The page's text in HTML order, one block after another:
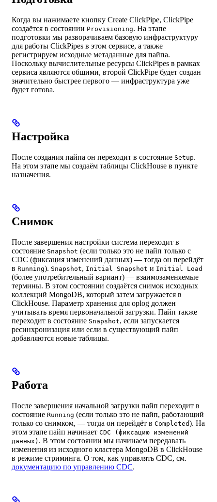
Когда вы нажимаете кнопку Create ClickPipe, ClickPipe
создаётся в состоянии Provisioning. На этапе
подготовки мы разворачиваем базовую инфраструктуру
для работы ClickPipes в этом сервисе, а также
регистрируем исходные метаданные для пайпа.
Поскольку вычислительные ресурсы ClickPipes в рамках
сервиса являются общими, второй ClickPipe будет создан
значительно быстрее первого — инфраструктура уже
будет готова.
Настройка
После создания пайпа он переходит в состояние Setup.
На этом этапе мы создаём таблицы ClickHouse в пункте
назначения.
Снимок
После завершения настройки система переходит в
состояние Snapshot (если только это не пайп только с
CDC (фиксация изменений данных) — тогда он перейдёт
в Running). Snapshot, Initial Snapshot и Initial Load
(более употребительный вариант) — взаимозаменяемые
термины. В этом состоянии создаётся снимок исходных
коллекций MongoDB, который затем загружается в
ClickHouse. Параметр хранения для oplog должен
учитывать время первоначальной загрузки. Пайп также
переходит в состояние Snapshot, если запускается
ресинхронизация или если в существующий пайп
добавляются новые таблицы.
Работа
После завершения начальной загрузки пайп переходит в
состояние Running (если только это не пайп, работающий
только со снимком, — тогда он перейдёт в Completed). На
этом этапе пайп начинает CDC (фиксацию изменений
данных) . В этом состоянии мы начинаем передавать
изменения из исходного кластера MongoDB в ClickHouse
в режиме стриминга. О том, как управлять CDC, см.
документацию по управлению CDC.